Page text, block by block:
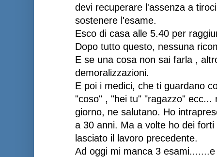
devi recuperare l'assenza a
sostenere l'esame.
Esco di casa alle 5.40 per
Dopo tutto questo, nessuna
E se una cosa non sai farla ,
demoralizzazioni.
E poi i medici, che ti guardano
"coso" , "hei tu" "ragazzo" ecc...
giorno, ne salutano. Ho
a 30 anni. Ma a volte ho dei
lasciato il lavoro precedente.
Ad oggi mi manca 3